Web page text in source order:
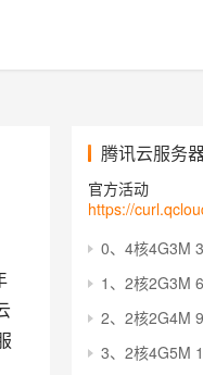
腾讯云服务
官方活动
https://
0、4核4G3M
1、2核2G3M
2、2核2G4M
3、2核4G5M